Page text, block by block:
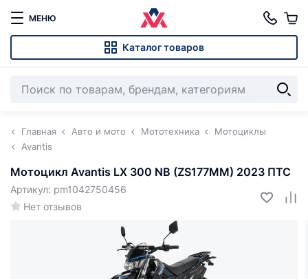
МЕНЮ
Каталог товаров
Главная Авто и мото Мототехника
Мотоциклы
Avantis
Мотоцикл Avantis LX 300 NB (ZS177MM) 2023 ПТС
Нет отзывов
Артикул: pm1042750456